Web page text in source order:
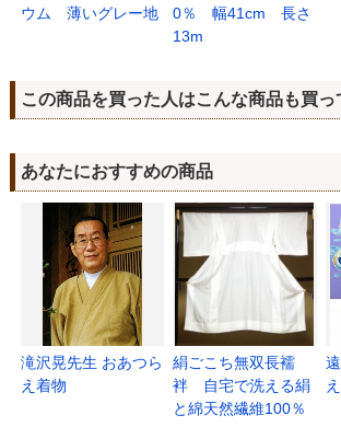
ウム 薄いグレー地
0％ 幅41cm 長さ
13m
この商品を買った人はこんな商品も買っ
あなたにおすすめの商品
滝沢晃先生 おあつら
え着物
絹ごこち無双長襦
袢 自宅で洗える絹
と綿天然繊維100％